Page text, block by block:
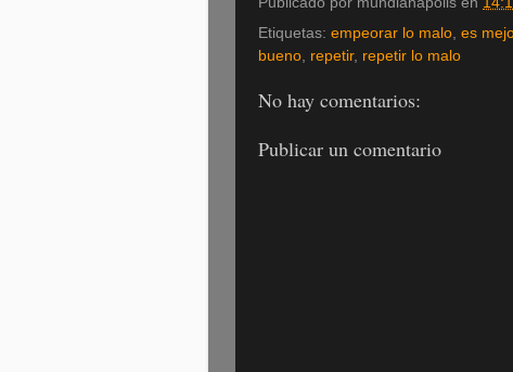
Etiquetas: empeorar lo malo, es
bueno, repetir, repetir lo malo
No hay comentarios:
Publicar un comentario